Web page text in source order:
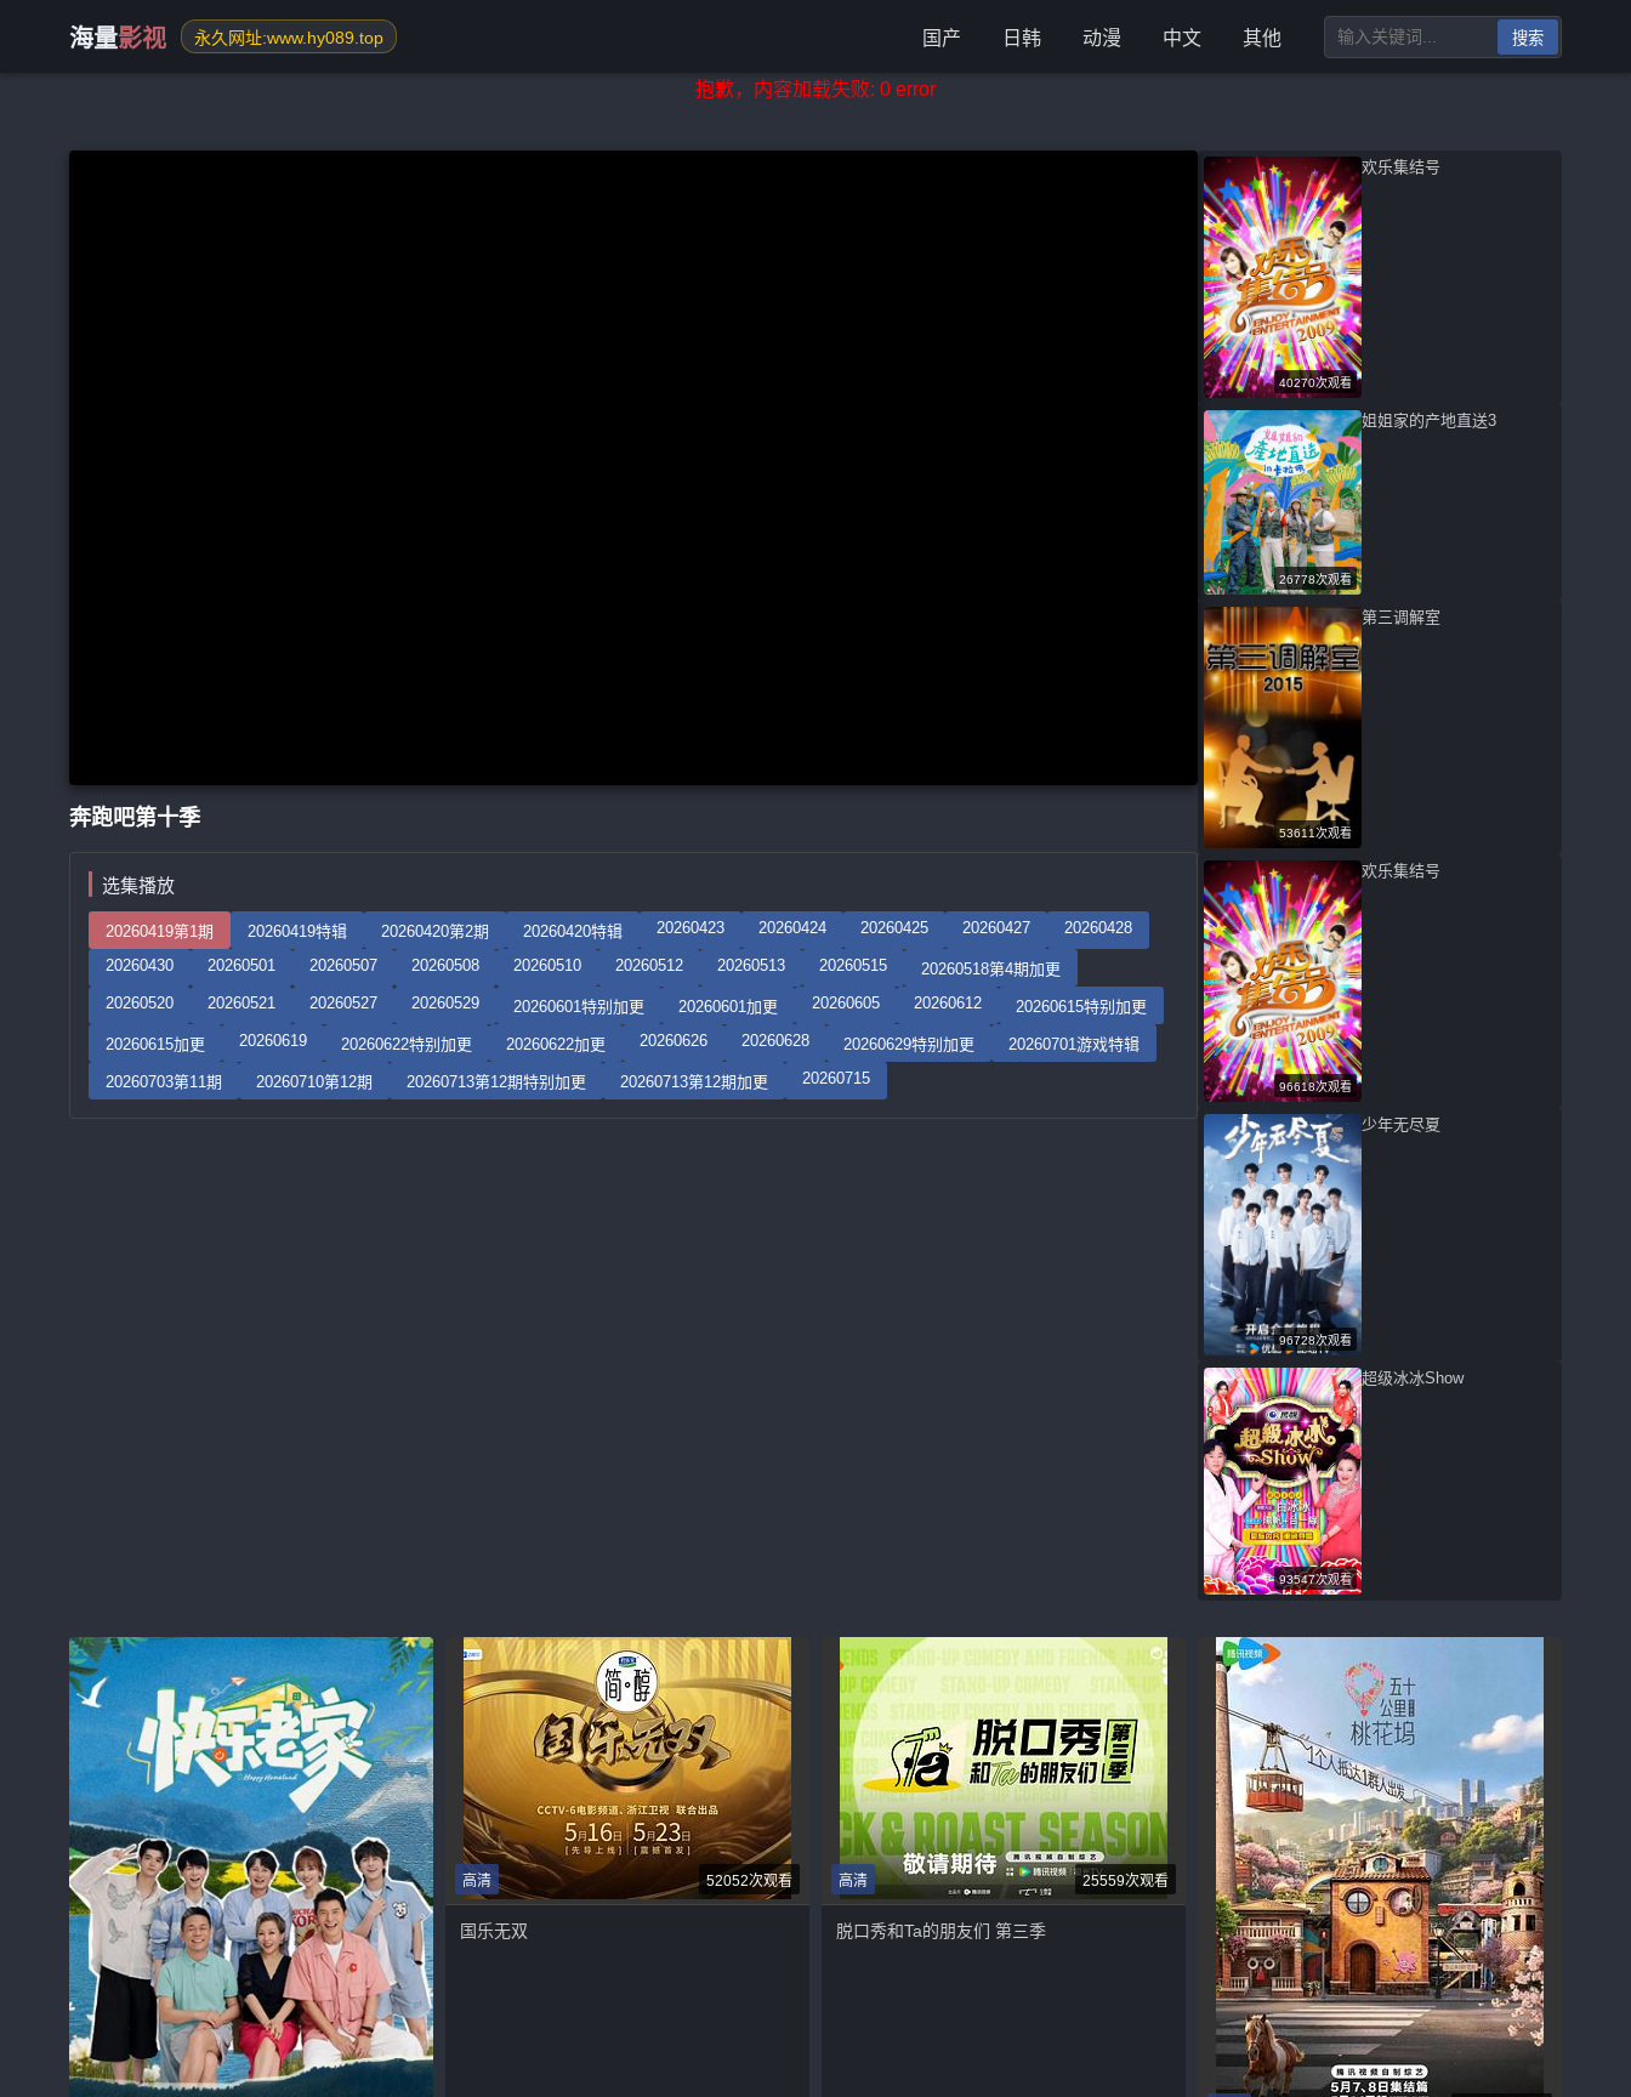
海量影视 永久网址:www.hy089.top 国产 日韩 动漫 中文 其他 搜索
抱歉，内容加载失败: 0 error
奔跑吧第十季
选集播放
20260419第1期 20260419特辑 20260420第2期 20260420特辑 20260423 20260424 20260425 20260427 20260428
20260430 20260501 20260507 20260508 20260510 20260512 20260513 20260515
20260518第4期加更
20260520
20260521 20260527 20260529 20260601特别加更 20260601加更 20260605 20260612 20260615特别加更
20260615加更 20260619 20260622特别加更 20260622加更 20260626 20260628 20260629特别加更 20260701游戏特辑
20260703第11期 20260710第12期 20260713第12期特别加更 20260713第12期加更 20260715
40270次观看
欢乐集结号
26778次观看
姐姐家的产地直送3
53611次观看
第三调解室
96618次观看
欢乐集结号
96728次观看
少年无尽夏
93547次观看
超级冰冰Show
高清 52052次观看
国乐无双
高清 25559次观看
脱口秀和Ta的朋友们 第三季